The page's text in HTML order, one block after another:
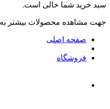
سبد خرید شما خالی است.
جهت مشاهده محصولات بیشتر به
صفحه اصلی
فروشگاه